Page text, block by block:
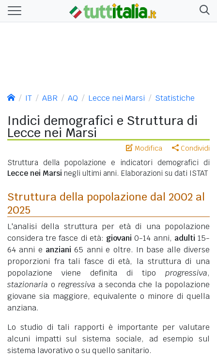
IT ABR AQ Lecce nei Marsi Statistiche
Indici demografici e Struttura di
Lecce nei Marsi
Modifica Condividi
Struttura della popolazione e indicatori demografici di
Lecce nei Marsi negli ultimi anni. Elaborazioni su dati ISTAT
Struttura della popolazione dal 2002 al
2025
L'analisi della struttura per età di una popolazione
considera tre fasce di età: giovani 0-14 anni, adulti 15-
64 anni e anziani 65 anni e oltre. In base alle diverse
proporzioni fra tali fasce di età, la struttura di una
popolazione viene definita di tipo progressiva,
stazionaria o regressiva a seconda che la popolazione
giovane sia maggiore, equivalente o minore di quella
anziana.
Lo studio di tali rapporti è importante per valutare
alcuni impatti sul sistema sociale, ad esempio sul
sistema lavorativo o su quello sanitario.